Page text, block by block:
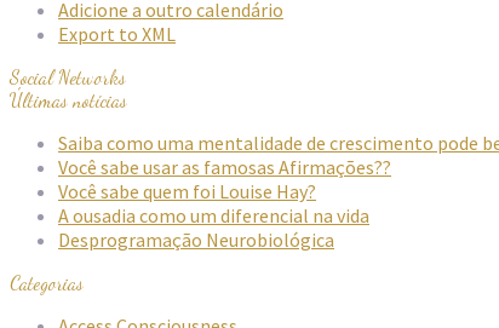
Adicione a outro calendário
Export to XML
Social Networks
Últimas notícias
Saiba como uma mentalidade de crescimento pode
Você sabe usar as famosas Afirmações??
Você sabe quem foi Louise Hay?
A ousadia como um diferencial na vida
Desprogramação Neurobiológica
Categorias